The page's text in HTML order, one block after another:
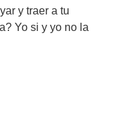
y traer a tu
Yo si y yo no la